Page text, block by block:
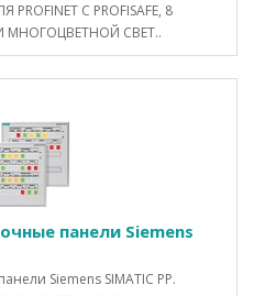
С PROFISAFE, 8
СВЕТ..
панели Siemens
Siemens SIMATIC PP.